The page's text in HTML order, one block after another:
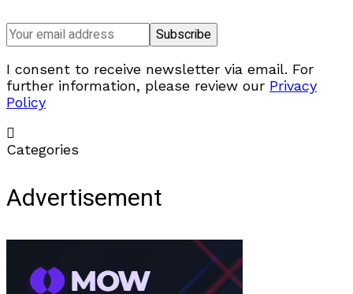
I consent to receive newsletter via email. For
further information, please review our Privacy
Policy
Categories
Advertisement